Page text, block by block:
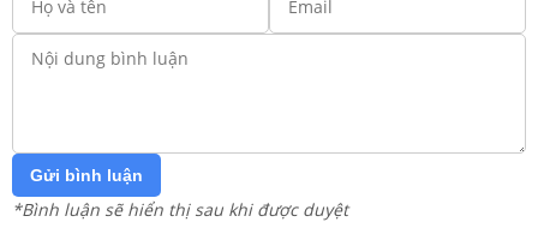
Gửi bình luận
*Bình luận sẽ hiển thị sau khi được duyệt